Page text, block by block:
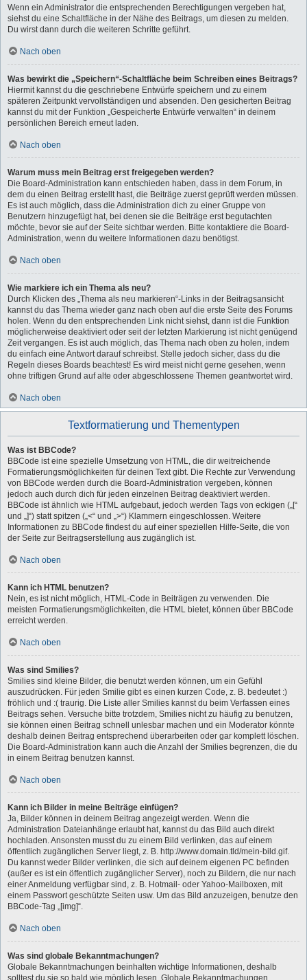
Wenn ein Administrator die entsprechenden Berechtigungen vergeben hat,
siehst du eine Schaltfläche in der Nähe des Beitrags, um diesen zu melden.
Du wirst dann durch die weiteren Schritte geführt.
Nach oben
Was bewirkt die „Speichern“-Schaltfläche beim Schreiben eines Beitrags?
Hiermit kannst du die geschriebene Entwürfe speichern und zu einem
späteren Zeitpunkt vervollständigen und absenden. Den gesicherten Beitrag
kannst du mit der Funktion „Gespeicherte Entwürfe verwalten“ in deinem
persönlichen Bereich erneut laden.
Nach oben
Warum muss mein Beitrag erst freigegeben werden?
Die Board-Administration kann entschieden haben, dass in dem Forum, in
dem du einen Beitrag erstellt hast, die Beiträge zuerst geprüft werden müssen.
Es ist auch möglich, dass die Administration dich zu einer Gruppe von
Benutzern hinzugefügt hat, bei denen sie die Beiträge erst begutachten
möchte, bevor sie auf der Seite sichtbar werden. Bitte kontaktiere die Board-
Administration, wenn du weitere Informationen dazu benötigst.
Nach oben
Wie markiere ich ein Thema als neu?
Durch Klicken des „Thema als neu markieren“-Links in der Beitragsansicht
kannst du das Thema wieder ganz nach oben auf die erste Seite des Forums
holen. Wenn du den entsprechenden Link nicht siehst, dann ist die Funktion
möglicherweise deaktiviert oder seit der letzten Markierung ist nicht genügend
Zeit vergangen. Es ist auch möglich, das Thema nach oben zu holen, indem
du einfach eine Antwort darauf schreibst. Stelle jedoch sicher, dass du die
Regeln dieses Boards beachtest! Es wird meist nicht gerne gesehen, wenn
ohne triftigen Grund auf alte oder abgeschlossene Themen geantwortet wird.
Nach oben
Textformatierung und Thementypen
Was ist BBCode?
BBCode ist eine spezielle Umsetzung von HTML, die dir weitreichende
Formatierungsmöglichkeiten für deinen Text gibt. Die Rechte zur Verwendung
von BBCode werden durch die Board-Administration vergeben, können
jedoch auch durch dich für jeden einzelnen Beitrag deaktiviert werden.
BBCode ist ähnlich wie HTML aufgebaut, jedoch werden Tags von eckigen („[“
und „]“) statt spitzen („<“ und „>“) Klammern eingeschlossen. Weitere
Informationen zu BBCode findest du auf einer speziellen Hilfe-Seite, die von
der Seite zur Beitragserstellung aus zugänglich ist.
Nach oben
Kann ich HTML benutzen?
Nein, es ist nicht möglich, HTML-Code in Beiträgen zu verwenden. Die
meisten Formatierungsmöglichkeiten, die HTML bietet, können über BBCode
erreicht werden.
Nach oben
Was sind Smilies?
Smilies sind kleine Bilder, die benutzt werden können, um ein Gefühl
auszudrücken. Für jeden Smilie gibt es einen kurzen Code, z. B. bedeutet :)
fröhlich und :( traurig. Die Liste aller Smilies kannst du beim Verfassen eines
Beitrags sehen. Versuche bitte trotzdem, Smilies nicht zu häufig zu benutzen,
sie können einen Beitrag schnell unlesbar machen und ein Moderator könnte
deshalb deinen Beitrag entsprechend überarbeiten oder gar komplett löschen.
Die Board-Administration kann auch die Anzahl der Smilies begrenzen, die du
in einem Beitrag benutzen kannst.
Nach oben
Kann ich Bilder in meine Beiträge einfügen?
Ja, Bilder können in deinem Beitrag angezeigt werden. Wenn die
Administration Dateianhänge erlaubt hat, kannst du das Bild auch direkt
hochladen. Ansonsten musst du zu einem Bild verlinken, das auf einem
öffentlich zugänglichen Server liegt, z. B. http://www.domain.tld/mein-bild.gif.
Du kannst weder Bilder verlinken, die sich auf deinem eigenen PC befinden
(außer es ist ein öffentlich zugänglicher Server), noch zu Bildern, die nur nach
einer Anmeldung verfügbar sind, z. B. Hotmail- oder Yahoo-Mailboxen, mit
einem Passwort geschützte Seiten usw. Um das Bild anzuzeigen, benutze den
BBCode-Tag „[img]“.
Nach oben
Was sind globale Bekanntmachungen?
Globale Bekanntmachungen beinhalten wichtige Informationen, deshalb
solltest du sie so bald wie möglich lesen. Globale Bekanntmachungen